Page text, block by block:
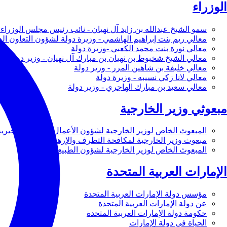
الوزراء
سمو الشيخ عبدالله بن زايد آل نهيان - نائب رئيس مجلس الوزراء
معالي ريم بنت إبراهيم الهاشمي - وزيرة دولة لشؤون التعاون
معالي نورة بنت محمد الكعبي -وزيرة دولة
معالي الشيخ شخبوط بن نهيان بن مبارك آل نهيان - وزير دولة
معالي خليفة بن شاهين المرر - وزير دولة
معالي لانا زكي نسيبه - وزيرة دولة
معالي سعيد بن مبارك الهاجري - وزير دولة
مبعوثي وزير الخارجية
المبعوث الخاص لوزير الخارجية لشؤون الأعمال والأعمال
مبعوث وزير الخارجية لمكافحة التطرف والإرهاب
المبعوث الخاص لوزير الخارجية لشؤون الطبيعة
الإمارات العربية المتحدة
مؤسس دولة الإمارات العربية المتحدة
عن دولة الإمارات العربية المتحدة
حكومة دولة الإمارات العربية المتحدة
الحياة في دولة الإمارات